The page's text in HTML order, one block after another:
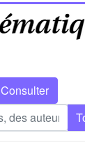
Consulter